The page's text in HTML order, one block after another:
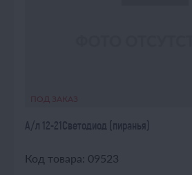
ПОД ЗАКАЗ
А/л 12-21Светодиод (пиранья)
Код товара: 09523